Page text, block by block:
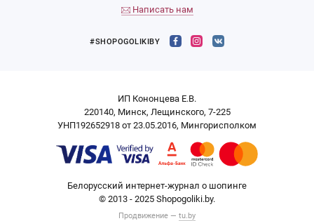
Написать нам
#SHOPOGOLIKIBY
ИП Кононцева Е.В.
220140, Минск, Лещинского, 7-225
УНП192652918 от 23.05.2016, Мингорисполком
Белорусский интернет-журнал о шопинге
© 2013 - 2025 Shopogoliki.by.
Продвижение — tu.by